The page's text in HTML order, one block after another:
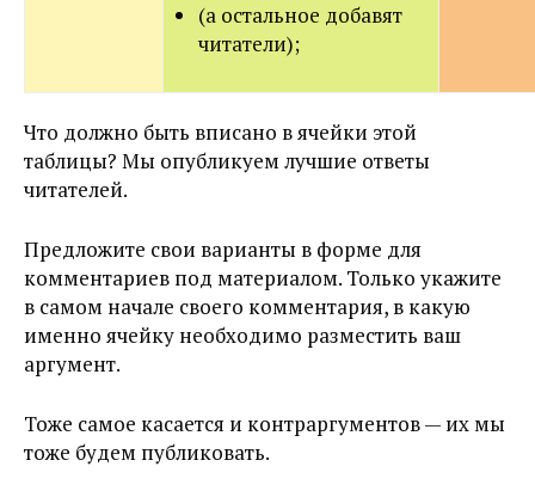
(а остальное добавят
читатели);
Что должно быть вписано в ячейки этой
таблицы? Мы опубликуем лучшие ответы
читателей.
Предложите свои варианты в форме для
комментариев под материалом. Только укажите
в самом начале своего комментария, в какую
именно ячейку необходимо разместить ваш
аргумент.
Тоже самое касается и контраргументов — их мы
тоже будем публиковать.